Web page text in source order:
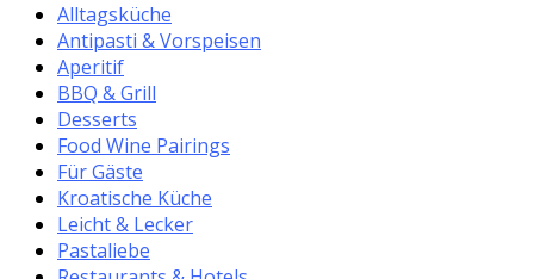
Alltagsküche
Antipasti & Vorspeisen
Aperitif
BBQ & Grill
Desserts
Food Wine Pairings
Für Gäste
Kroatische Küche
Leicht & Lecker
Pastaliebe